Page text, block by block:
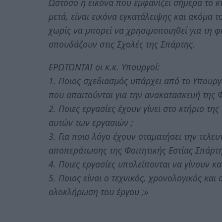
Ωστόσο η εικόνα που εμφανίζει σήμερα το
μετά, είναι εικόνα εγκατάλειψης και ακόμα
χωρίς να μπορεί να χρησιμοποιηθεί για τη
σπουδάζουν στις Σχολές της Σπάρτης.
ΕΡΩΤΩΝΤΑΙ οι κ.κ. Υπουργοί:
1. Ποιος σχεδιασμός υπάρχει από το
που απαιτούνται για την ανακατασκευή της
2. Ποιες εργασίες έχουν γίνει στο κτήριο
αυτών των εργασιών ;
3. Για ποιο λόγο έχουν σταματήσει την
αποπεράτωσης της Φοιτητικής Εστίας
4. Ποιες εργασίες υπολείπονται να γίνουν
5. Ποιος είναι ο τεχνικός, χρονολογικός
ολοκλήρωση του έργου ;»